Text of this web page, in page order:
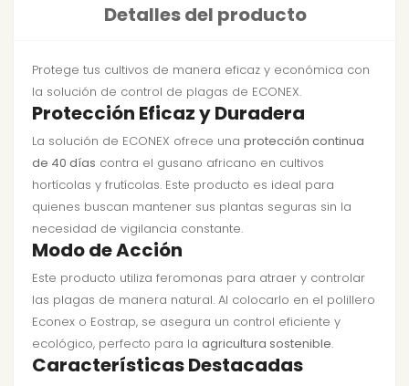
Detalles del producto
Protege tus cultivos de manera eficaz y económica con
la solución de control de plagas de ECONEX.
Protección Eficaz y Duradera
La solución de ECONEX ofrece una protección continua
de 40 días contra el gusano africano en cultivos
hortícolas y frutícolas. Este producto es ideal para
quienes buscan mantener sus plantas seguras sin la
necesidad de vigilancia constante.
Modo de Acción
Este producto utiliza feromonas para atraer y controlar
las plagas de manera natural. Al colocarlo en el polillero
Econex o Eostrap, se asegura un control eficiente y
ecológico, perfecto para la agricultura sostenible.
Características Destacadas